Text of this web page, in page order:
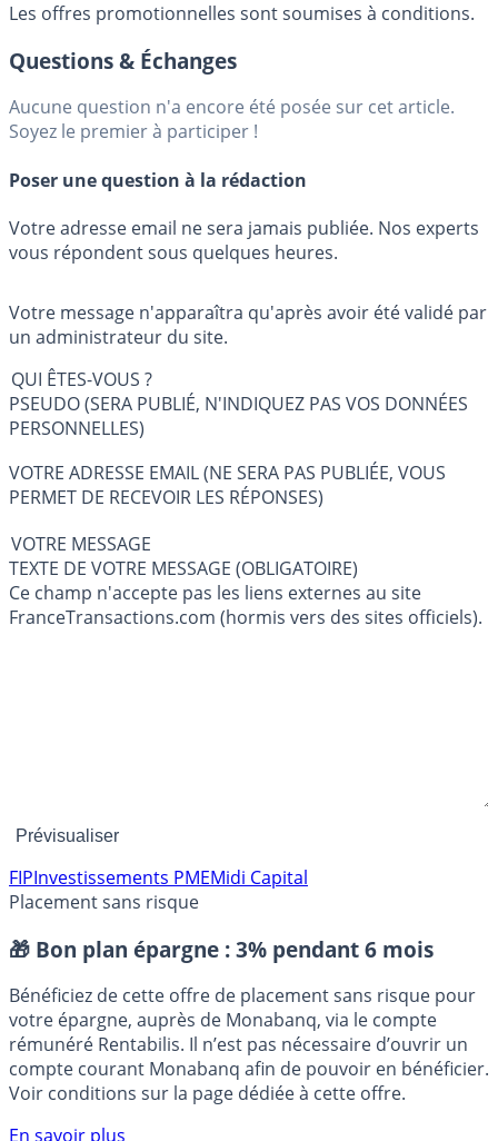
Les offres promotionnelles sont soumises à conditions.
Questions & Échanges
Aucune question n'a encore été posée sur cet article.
Soyez le premier à participer !
Poser une question à la rédaction
Votre adresse email ne sera jamais publiée. Nos experts
vous répondent sous quelques heures.
Votre message n'apparaîtra qu'après avoir été validé par
un administrateur du site.
QUI ÊTES-VOUS ?
PSEUDO (SERA PUBLIÉ, N'INDIQUEZ PAS VOS DONNÉES
PERSONNELLES)
VOTRE ADRESSE EMAIL (NE SERA PAS PUBLIÉE, VOUS
PERMET DE RECEVOIR LES RÉPONSES)
VOTRE MESSAGE
TEXTE DE VOTRE MESSAGE (OBLIGATOIRE)
Ce champ n'accepte pas les liens externes au site
FranceTransactions.com (hormis vers des sites officiels).
FIPInvestissements PME
Placement sans risque
🎁 Bon plan épargne : 3% pendant 6 mois
Bénéficiez de cette offre de placement sans risque pour
votre épargne, auprès de Monabanq, via le compte
rémunéré Rentabilis. Il n’est pas nécessaire d’ouvrir un
compte courant Monabanq afin de pouvoir en bénéficier.
Voir conditions sur la page dédiée à cette offre.